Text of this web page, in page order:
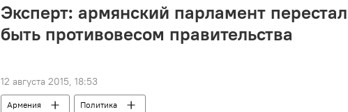
Эксперт: армянский парламент перестал
быть противовесом правительства
12 августа 2015, 18:53
Армения Политика